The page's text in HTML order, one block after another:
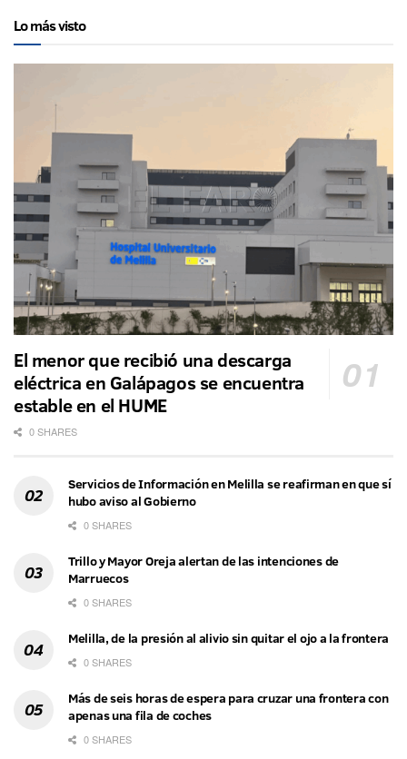
Lo más visto
El menor que recibió una descarga
eléctrica en Galápagos se encuentra
estable en el HUME
0 SHARES
Servicios de Información en Melilla se reafirman en que sí
hubo aviso al Gobierno
0 SHARES
Trillo y Mayor Oreja alertan de las intenciones de
Marruecos
0 SHARES
Melilla, de la presión al alivio sin quitar el ojo a la frontera
0 SHARES
Más de seis horas de espera para cruzar una frontera con
apenas una fila de coches
0 SHARES